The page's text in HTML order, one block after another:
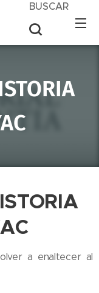
BUSCAR
a enaltecer al